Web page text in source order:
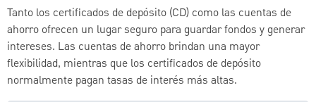
Tanto los certificados de depósito (CD) como las cuentas de
ahorro ofrecen un lugar seguro para guardar fondos y generar
intereses. Las cuentas de ahorro brindan una mayor
flexibilidad, mientras que los certificados de depósito
normalmente pagan tasas de interés más altas.